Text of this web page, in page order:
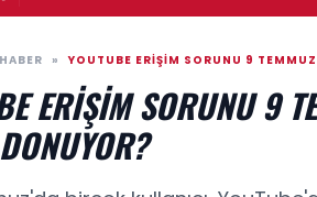
HABER » YOUTUBE ERIŞIM SORUNU 9
ERIŞIM SORUNU 9